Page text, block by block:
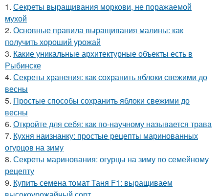
1. Секреты выращивания моркови, не поражаемой
мухой
2. Основные правила выращивания малины: как
получить хороший урожай
3. Какие уникальные архитектурные объекты есть в
Рыбинске
4. Секреты хранения: как сохранить яблоки свежими до
весны
5. Простые способы сохранить яблоки свежими до
весны
6. Откройте для себя: как по-научному называется трава
7. Кухня наизнанку: простые рецепты маринованных
огурцов на зиму
8. Секреты маринования: огурцы на зиму по семейному
рецепту
9. Купить семена томат Таня F1: выращиваем